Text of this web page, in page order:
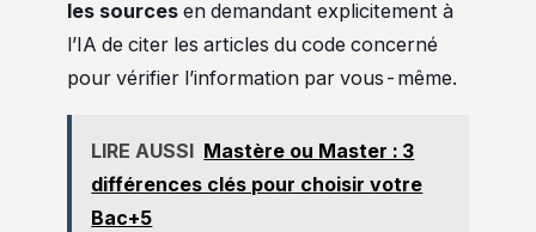
les sources en demandant explicitement à
l’IA de citer les articles du code concerné
pour vérifier l’information par vous-même.
LIRE AUSSI Mastère ou Master : 3
différences clés pour choisir votre
Bac+5